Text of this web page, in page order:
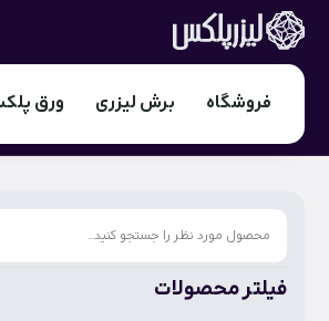
فروشگاه برش لیزری ورق
فیلتر محصولات